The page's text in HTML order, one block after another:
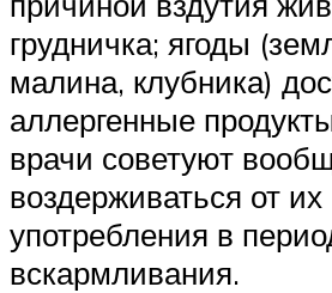
грудничка; ягоды
малина, клубника)
аллергенные
врачи советуют
воздерживаться от их
употребления в
вскармливания.